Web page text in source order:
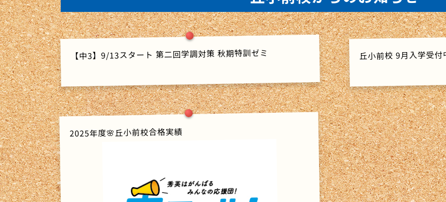
【中3】9/13スタート 第二回学調対策 秋期特訓ゼミ 丘小前校 9月入学受付
2025年度🌸丘小前校合格実績